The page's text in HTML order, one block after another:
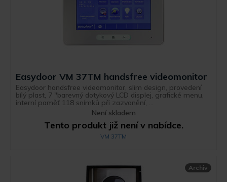
Easydoor VM 37TM handsfree videomonitor
Easydoor handsfree videomonitor, slim design, provedení
bílý plast, 7 "barevný dotykový LCD displej, grafické menu,
interní paměť 118 snímků při zazvonění, ...
Není skladem
Tento produkt již není v nabídce.
VM 37TM
Archiv